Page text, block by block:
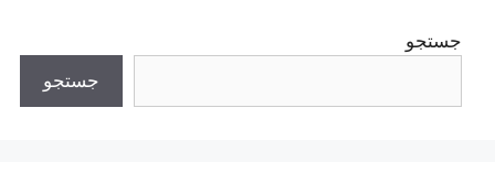
جستجو
جستجو